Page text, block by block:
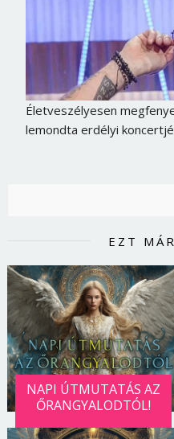
Életveszélyesen
lemondta erdélyi
EZT
NAPI ÚTMUTATÁS AZ
ŐRANGYALODTÓL!